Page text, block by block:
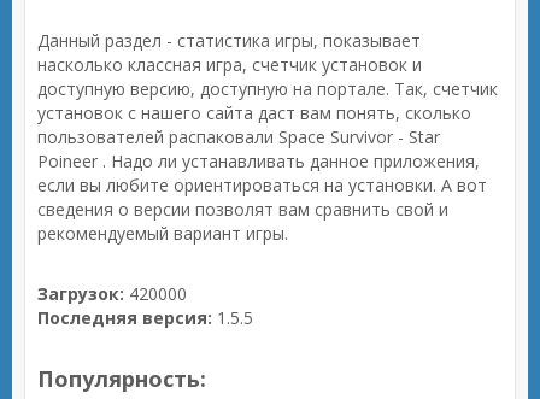
Данный раздел - статистика игры, показывает
насколько классная игра, счетчик установок и
доступную версию, доступную на портале. Так, счетчик
установок с нашего сайта даст вам понять, сколько
пользователей распаковали Space Survivor - Star
Poineer . Надо ли устанавливать данное приложения,
если вы любите ориентироваться на установки. А вот
сведения о версии позволят вам сравнить свой и
рекомендуемый вариант игры.
Загрузок: 420000
Последняя версия: 1.5.5
Популярность: